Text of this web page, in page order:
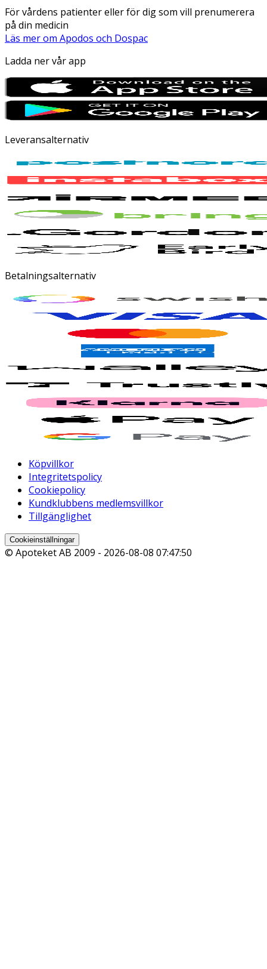
För vårdens patienter eller för dig som vill prenumerera
på din medicin
Läs mer om Apodos och Dospac
Ladda ner vår app
Leveransalternativ
Betalningsalternativ
Köpvillkor
Integritetspolicy
Cookiepolicy
Kundklubbens medlemsvillkor
Tillgänglighet
Cookieinställningar
© Apoteket AB 2009 - 2026-08-08 07:47:50